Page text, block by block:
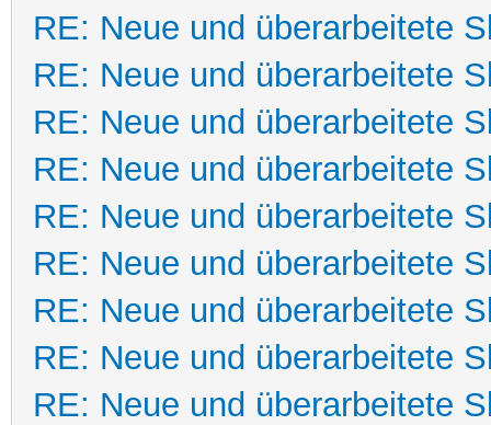
RE: Neue und überarbeitete
RE: Neue und überarbeitete
RE: Neue und überarbeitete
RE: Neue und überarbeitete
RE: Neue und überarbeitete
RE: Neue und überarbeitete
RE: Neue und überarbeitete
RE: Neue und überarbeitete
RE: Neue und überarbeitete